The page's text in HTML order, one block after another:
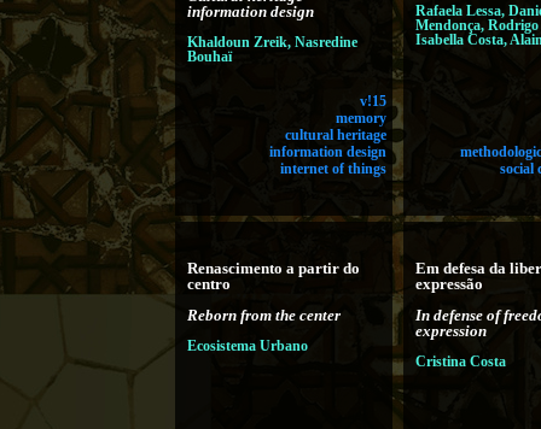
information design
Khaldoun Zreik, Nasredine
Bouhaï
v!15
memory
cultural heritage
information design
internet of things
Rafaela Lessa,
Mendonça,
Isabella Costa,
social
Renascimento a partir do
centro
Reborn from the center
Ecosistema Urbano
Em defesa da
expressão
In defense of
expression
Cristina Costa